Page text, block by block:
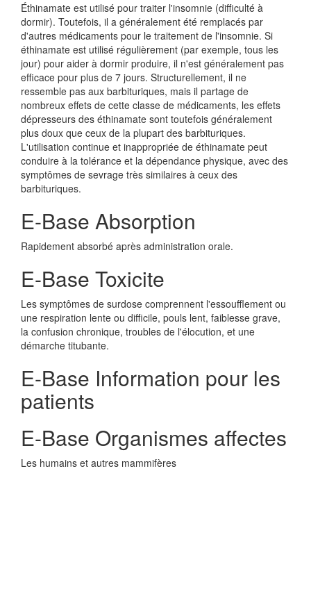
Éthinamate est utilisé pour traiter l'insomnie (difficulté à
dormir). Toutefois, il a généralement été remplacés par
d'autres médicaments pour le traitement de l'insomnie. Si
éthinamate est utilisé régulièrement (par exemple, tous les
jour) pour aider à dormir produire, il n'est généralement pas
efficace pour plus de 7 jours. Structurellement, il ne
ressemble pas aux barbituriques, mais il partage de
nombreux effets de cette classe de médicaments, les effets
dépresseurs des éthinamate sont toutefois généralement
plus doux que ceux de la plupart des barbituriques.
L'utilisation continue et inappropriée de éthinamate peut
conduire à la tolérance et la dépendance physique, avec des
symptômes de sevrage très similaires à ceux des
barbituriques.
E-Base Absorption
Rapidement absorbé après administration orale.
E-Base Toxicite
Les symptômes de surdose comprennent l'essoufflement ou
une respiration lente ou difficile, pouls lent, faiblesse grave,
la confusion chronique, troubles de l'élocution, et une
démarche titubante.
E-Base Information pour les
patients
E-Base Organismes affectes
Les humains et autres mammifères